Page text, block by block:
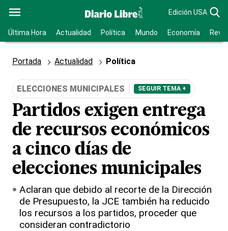
Edición USA
Última Hora Actualidad Política Mundo Economía
Portada Actualidad Política
ELECCIONES MUNICIPALES SEGUIR TEMA +
Partidos exigen entrega
de recursos económicos
a cinco días de
elecciones municipales
Aclaran que debido al recorte de la Dirección
de Presupuesto, la JCE también ha reducido
los recursos a los partidos, proceder que
consideran contradictorio